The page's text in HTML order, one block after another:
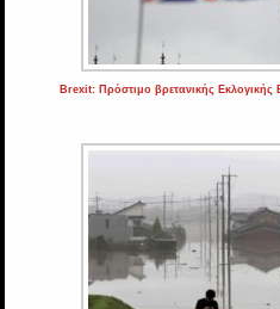
Brexit: Πρόστιμο βρετανικής